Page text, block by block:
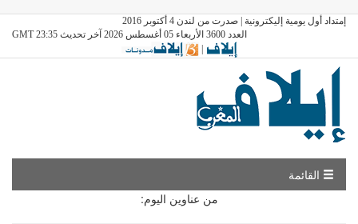
إمتداد أول يومية إليكترونية | صدرت من لندن 4 أكتوبر 2016
العدد 3600 الأربعاء 05 أغسطس 2026 آخر تحديث GMT 23:35
|
القائمة
من عناوين اليوم: